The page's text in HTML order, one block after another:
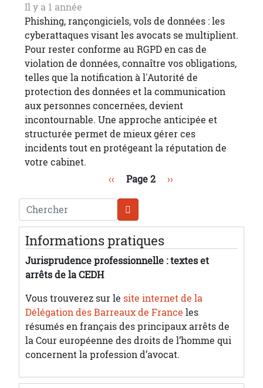
Il y a 1 année
Phishing, rançongiciels, vols de données : les
cyberattaques visant les avocats se multiplient.
Pour rester conforme au RGPD en cas de
violation de données, connaître vos obligations,
telles que la notification à l'Autorité de
protection des données et la communication
aux personnes concernées, devient
incontournable. Une approche anticipée et
structurée permet de mieux gérer ces
incidents tout en protégeant la réputation de
votre cabinet.
Page précédente
‹‹ Page 2 Page suivante
››
Chercher
Informations pratiques
Jurisprudence professionnelle : textes et
arrêts de la CEDH
Vous trouverez sur le site internet de la
Délégation des Barreaux de France les
résumés en français des principaux arrêts de
la Cour européenne des droits de l’homme qui
concernent la profession d’avocat.